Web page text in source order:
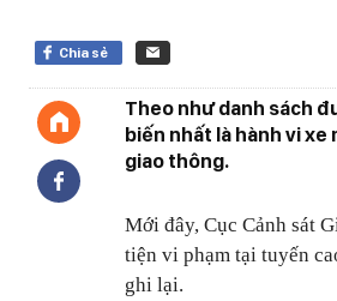
Chia sẻ
Theo như danh sách
biến nhất là hành vi
giao thông.
Mới đây, Cục Cảnh sát
tiện vi phạm tại tuyến
ghi lại.